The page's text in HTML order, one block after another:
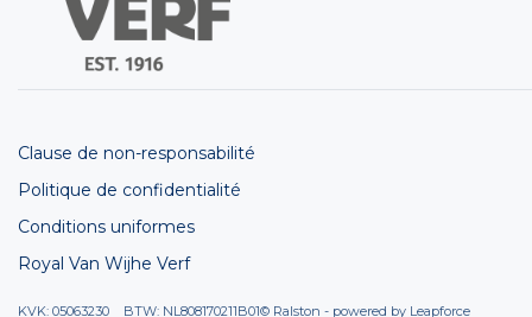
Clause de non-responsabilité
Politique de confidentialité
Conditions uniformes
Royal Van Wijhe Verf
KVK: 05063230 BTW: NL808170211B01© Ralston - powered by Leapforce